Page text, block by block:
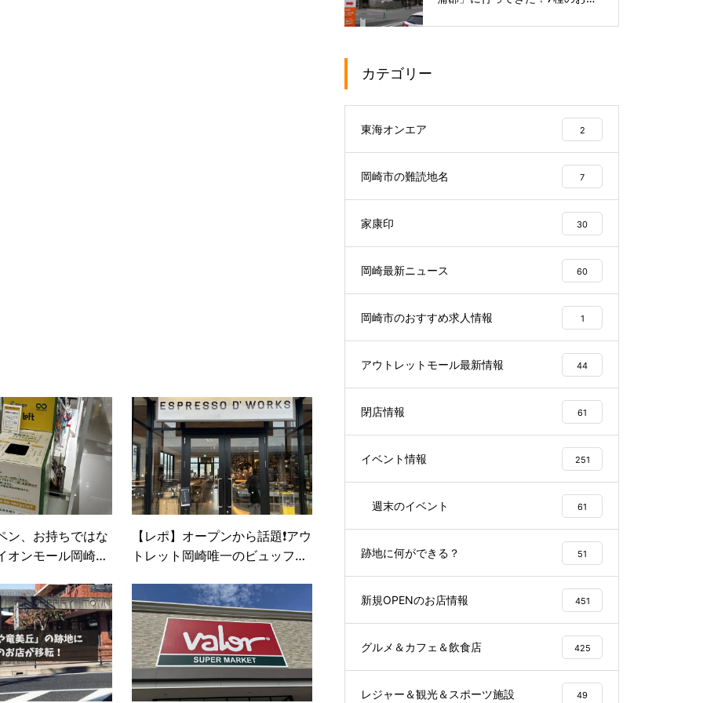
ン、お持ちではな
オンモール岡崎の
【レポ】オープンから話題❗️アウ
トレット岡崎唯一のビュッフェ
RKS』に行ってきました！気に
なるメニューや混雑状況は？
カテゴリー
東海オンエア 2
岡崎市の難読地名 7
家康印 30
岡崎最新ニュース 60
岡崎市のおすすめ求人情報 1
アウトレットモール最新情報 44
閉店情報 61
イベント情報 251
週末のイベント 61
跡地に何ができる？ 51
新規OPENのお店情報 451
グルメ＆カフェ＆飲食店 425
レジャー＆観光＆スポーツ施設 49